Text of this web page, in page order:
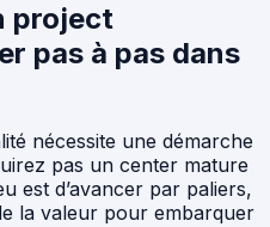
project
pas à pas dans
nécessite une démarche
pas un center mature
est d’avancer par paliers,
la valeur pour embarquer